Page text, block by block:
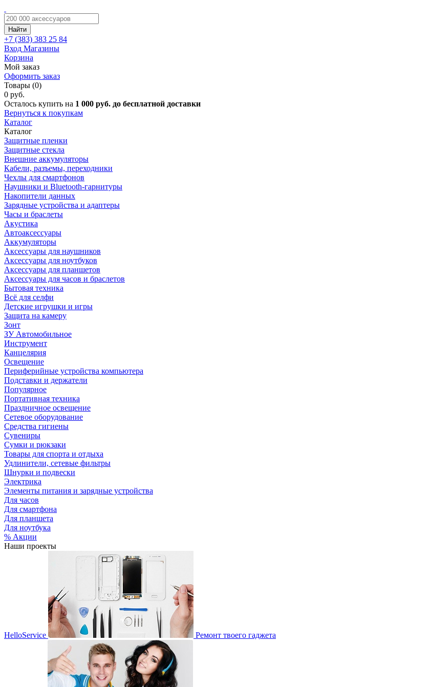
Найти
+7 (383) 383 25 84
Вход Магазины
Корзина
Мой заказ
Оформить заказ
Товары (0)
0 руб.
Осталось купить на 1 000 руб. до бесплатной доставки
Вернуться к покупкам
Каталог
Каталог
Защитные пленки
Защитные стекла
Внешние аккумуляторы
Кабели, разъемы, переходники
Чехлы для смартфонов
Наушники и Bluetooth-гарнитуры
Накопители данных
Зарядные устройства и адаптеры
Часы и браслеты
Акустика
Автоаксессуары
Аккумуляторы
Аксессуары для наушников
Аксессуары для ноутбуков
Аксессуары для планшетов
Аксессуары для часов и браслетов
Бытовая техника
Всё для селфи
Детские игрушки и игры
Защита на камеру
Зонт
ЗУ Автомобильное
Инструмент
Канцелярия
Освещение
Периферийные устройства компьютера
Подставки и держатели
Популярное
Портативная техника
Праздничное освещение
Сетевое оборудование
Средства гигиены
Сувениры
Сумки и рюкзаки
Товары для спорта и отдыха
Удлинители, сетевые фильтры
Шнурки и подвески
Электрика
Элементы питания и зарядные устройства
Для часов
Для смартфона
Для планшета
Для ноутбука
% Акции
Наши проекты
HelloService Ремонт твоего гаджета